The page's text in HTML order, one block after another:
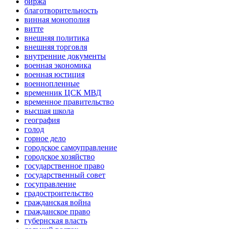
благотворительность
винная монополия
витте
внешняя политика
внешняя торговля
внутренние документы
военная экономика
военная юстиция
военнопленные
временник ЦСК МВД
временное правительство
высшая школа
география
голод
горное дело
городское самоуправление
городское хозяйство
государственное право
государственный совет
госуправление
градостроительство
гражданская война
гражданское право
губернская власть